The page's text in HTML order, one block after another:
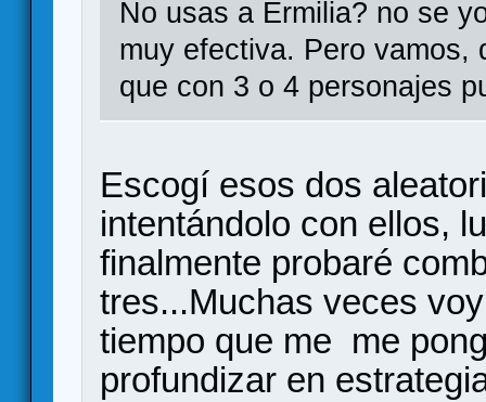
No usas a Ermilia? no se
muy efectiva. Pero vamos,
que con 3 o 4 personajes
Escogí esos dos
intentándolo con ellos,
finalmente probaré
tres...Muchas veces
tiempo que me me
profundizar en